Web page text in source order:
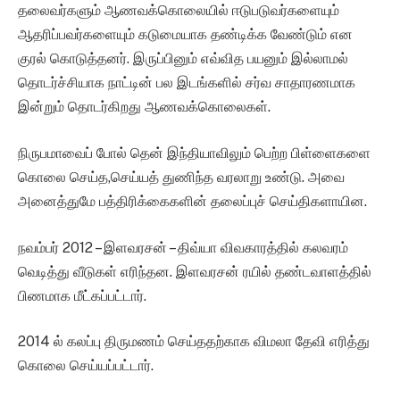
தலைவர்களும் ஆணவக்கொலையில் ஈடுபடுவர்களையும்
ஆதரிப்பவர்களையும் கடுமையாக தண்டிக்க வேண்டும் என
குரல் கொடுத்தனர். இருப்பினும் எவ்வித பயனும் இல்லாமல்
தொடர்ச்சியாக நாட்டின் பல இடங்களில் சர்வ சாதாரணமாக
இன்றும் தொடர்கிறது ஆணவக்கொலைகள்.
நிருபமாவைப் போல் தென் இந்தியாவிலும் பெற்ற பிள்ளைகளை
கொலை செய்த,செய்யத் துணிந்த வரலாறு உண்டு. அவை
அனைத்துமே பத்திரிக்கைகளின் தலைப்புச் செய்திகளாயின.
நவம்பர் 2012 – இளவரசன் – திவ்யா விவகாரத்தில் கலவரம்
வெடித்து வீடுகள் எரிந்தன. இளவரசன் ரயில் தண்டவாளத்தில்
பிணமாக மீட்கப்பட்டார்.
2014 ல் கலப்பு திருமணம் செய்ததற்காக விமலா தேவி எரித்து
கொலை செய்யப்பட்டார்.